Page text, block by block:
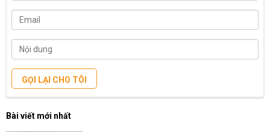
GỌI LẠI CHO TÔI
Bài viết mới nhất